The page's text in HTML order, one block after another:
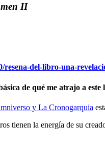
II
resena-del-libro-una-
de qué me atrajo a este
y La Cronogarquia
tienen la energía de su